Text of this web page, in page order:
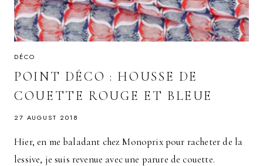
DÉCO
POINT DÉCO : HOUSSE DE
COUETTE ROUGE ET BLEUE
27 AUGUST 2018
Hier, en me baladant chez Monoprix pour racheter de la
lessive, je suis revenue avec une parure de couette.